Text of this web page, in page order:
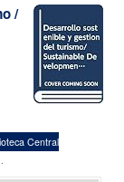
/
Central